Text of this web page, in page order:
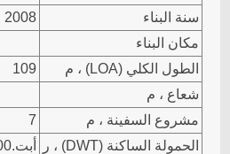
سنة البناء
2008
مكان البناء
الطول الكلي (LOA) ، م
109
شعاع ، م
مشروع السفينة ، م
7
الحمولة الساكنة (DWT) ، ر
أبت.8100